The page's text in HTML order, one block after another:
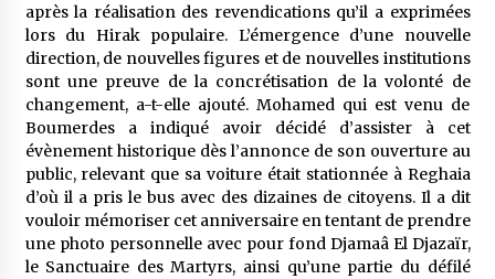
après la réalisation des revendications qu’il a exprimées
lors du Hirak populaire. L’émergence d’une nouvelle
direction, de nouvelles figures et de nouvelles institutions
sont une preuve de la concrétisation de la volonté de
changement, a-t-elle ajouté. Mohamed qui est venu de
Boumerdes a indiqué avoir décidé d’assister à cet
évènement historique dès l’annonce de son ouverture au
public, relevant que sa voiture était stationnée à Reghaia
d’où il a pris le bus avec des dizaines de citoyens. Il a dit
vouloir mémoriser cet anniversaire en tentant de prendre
une photo personnelle avec pour fond Djamaâ El Djazaïr,
le Sanctuaire des Martyrs, ainsi qu’une partie du défilé